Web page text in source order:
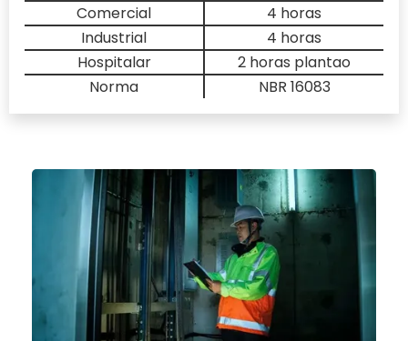
Comercial
4 horas
Industrial
4 horas
Hospitalar
2 horas plantao
Norma
NBR 16083